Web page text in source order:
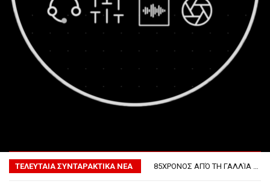
ΤΕΛΕΥΤΑΙΑ ΣΥΝΤΑΡΑΚΤΙΚΑ ΝΕΑ
ΦΟΒΕΡΆ ΔΏΡΑ ΓΙΑ ΤΟ ΕΠΌΜΕΝΟ ΔΕΚΑΉΜΕΡΟ!
85ΧΡΟΝΟΣ ΑΠΌ ΤΗ ΓΑΛΛΊΑ ΛΌΓΩ GPS ΚΑΤΈΛΗΞΕ ΣΤΗΝ… ΚΡΟΑΤΊΑ!